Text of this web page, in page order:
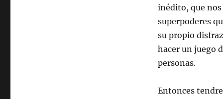
inédito, que nos
superpoderes
su propio
hacer un juego
personas.
Entonces